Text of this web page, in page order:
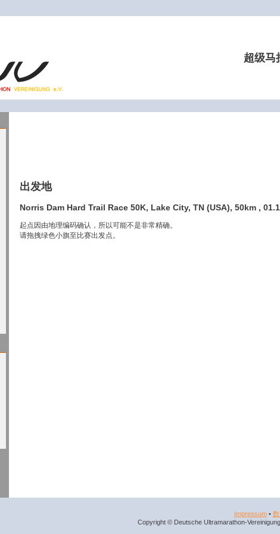
超级马
出发地
Norris Dam Hard Trail Race 50K, Lake City, TN (USA), 50km ,
起点因由地理编码确认，所以可能不是非常精确。
请拖拽绿色小旗至比赛出发点。
Impressum•
Copyright © Deutsche Ultramarathon-